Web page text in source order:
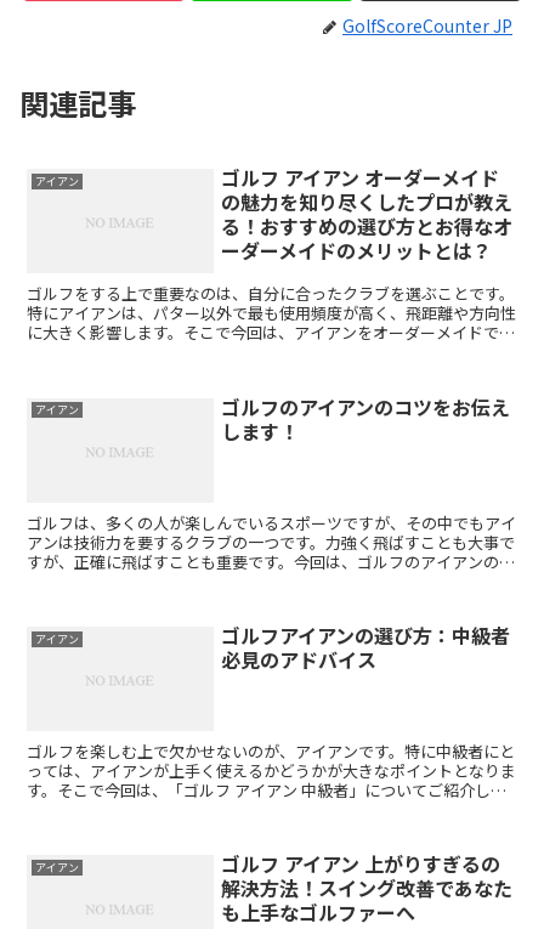
GolfScoreCounter JP
関連記事
アイアン
ゴルフ アイアン オーダーメイド
の魅力を知り尽くしたプロが教え
る！おすすめの選び方とお得なオ
ーダーメイドのメリットとは？
ゴルフをする上で重要なのは、自分に合ったクラブを選ぶことです。
特にアイアンは、パター以外で最も使用頻度が高く、飛距離や方向性
に大きく影響します。そこで今回は、アイアンをオーダーメイドで作
アイアン
ゴルフのアイアンのコツをお伝え
します！
ゴルフは、多くの人が楽しんでいるスポーツですが、その中でもアイ
アンは技術力を要するクラブの一つです。力強く飛ばすことも大事で
すが、正確に飛ばすことも重要です。今回は、ゴルフのアイアンのコ
アイアン
ゴルフアイアンの選び方：中級者
必見のアドバイス
ゴルフを楽しむ上で欠かせないのが、アイアンです。特に中級者にと
っては、アイアンが上手く使えるかどうかが大きなポイントとなりま
す。そこで今回は、「ゴルフ アイアン 中級者」についてご紹介した
アイアン
ゴルフ アイアン 上がりすぎるの
解決方法！スイング改善であなた
も上手なゴルファーへ